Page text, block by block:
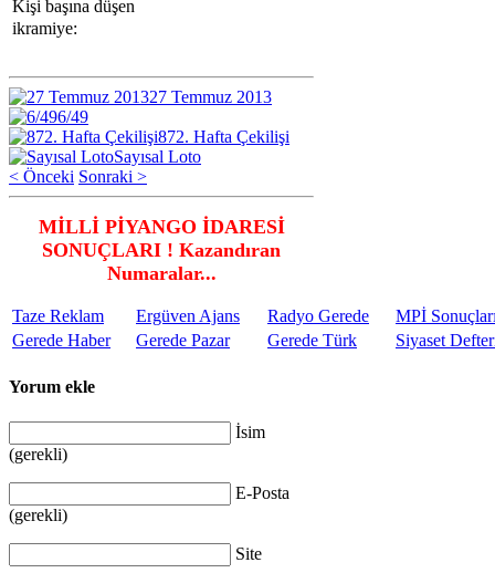
Kişi başına düşen
ikramiye:
27 Temmuz 2013
6/49
872. Hafta Çekilişi
Sayısal Loto
< Önceki Sonraki >
MİLLİ PİYANGO İDARESİ
SONUÇLARI ! Kazandıran
Numaralar...
Taze Reklam Ergüven Ajans Radyo Gerede
MPİ
Gerede Haber
Gerede Pazar Gerede Türk Siyaset
Yorum ekle
İsim
(gerekli)
E-Posta
(gerekli)
Site